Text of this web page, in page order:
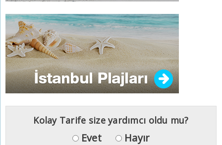
Kolay Tarife size yardımcı oldu mu?
Evet Hayır